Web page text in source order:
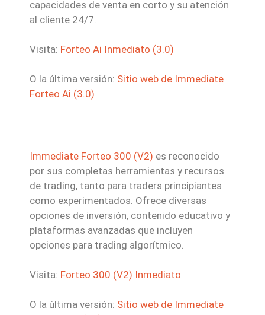
capacidades de venta en corto y su atención
al cliente 24/7.
Visita: Forteo Ai Inmediato (3.0)
O la última versión: Sitio web de Immediate
Forteo Ai (3.0)
Immediate Forteo 300 (V2) es reconocido
por sus completas herramientas y recursos
de trading, tanto para traders principiantes
como experimentados. Ofrece diversas
opciones de inversión, contenido educativo y
plataformas avanzadas que incluyen
opciones para trading algorítmico.
Visita: Forteo 300 (V2) Inmediato
O la última versión: Sitio web de Immediate